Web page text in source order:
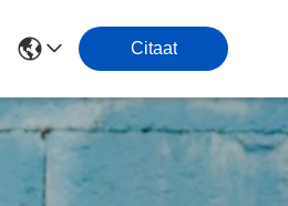
Citaat